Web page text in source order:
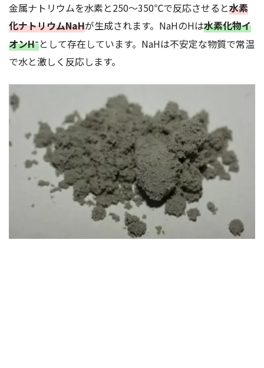
金属ナトリウムを水素と250～350℃で反応させると水素
化ナトリウムNaHが生成されます。NaHのHは水素化物イ
オンH– として存在しています。NaHは不安定な物質で常温
で水と激しく反応します。